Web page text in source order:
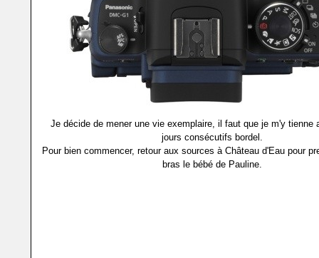
Je décide de mener une vie exemplaire, il faut que je m'y tienne
jours consécutifs bordel.
Pour bien commencer, retour aux sources à Château d'Eau pour
bras le bébé de Pauline.